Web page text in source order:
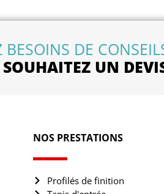
BESOINS DE
UN
NOS PRESTATIONS
Profilés de finition